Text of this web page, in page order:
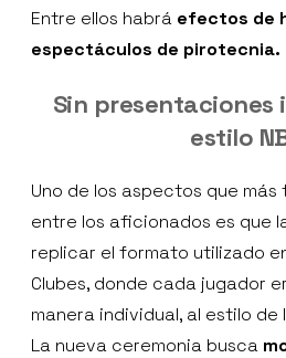
Entre ellos habrá efectos de
espectáculos de pirotecnia.
Sin presentaciones
estilo
Uno de los aspectos que
entre los aficionados es que
replicar el formato utilizado
Clubes, donde cada jugador
manera individual, al estilo de
La nueva ceremonia busca